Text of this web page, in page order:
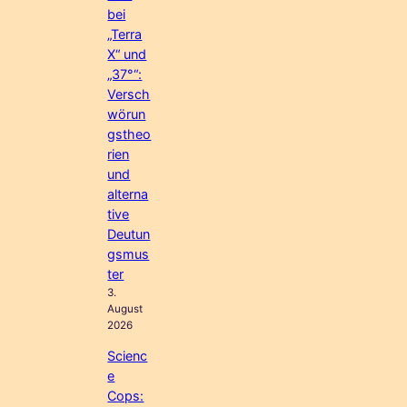
bei
„Terra
X“ und
„37°“:
Versch
wörun
gstheo
rien
und
alterna
tive
Deutun
gsmus
ter
3.
August
2026
Scienc
e
Cops: